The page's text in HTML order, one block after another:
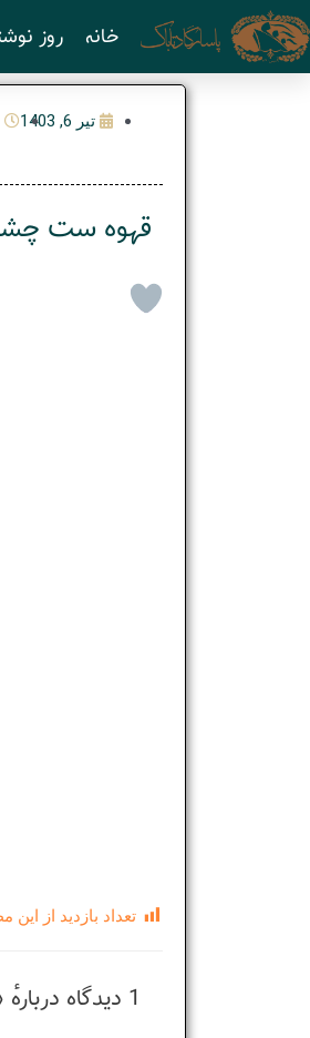
پرش
به
محتوا
خانه روز
تیر 6, 1403
قهوه ست
تعداد بازدید از
1 دیدگاه دربارهٔ «قهوه ست چشم های تو»